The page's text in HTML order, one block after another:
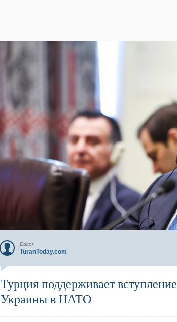
Editor
TuranToday.com
Турция поддерживает вступление
Украины в НАТО